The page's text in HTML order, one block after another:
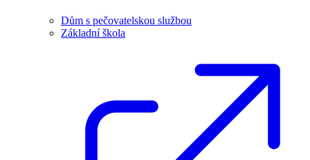
Dům s pečovatelskou službou
Základní škola